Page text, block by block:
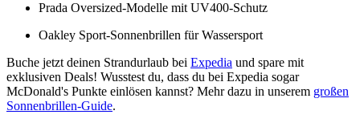
Prada Oversized-Modelle mit UV400-Schutz
Oakley Sport-Sonnenbrillen für Wassersport
Buche jetzt deinen Strandurlaub bei Expedia und spare mit
exklusiven Deals! Wusstest du, dass du bei Expedia sogar
McDonald's Punkte einlösen kannst? Mehr dazu in unserem großen
Sonnenbrillen-Guide.